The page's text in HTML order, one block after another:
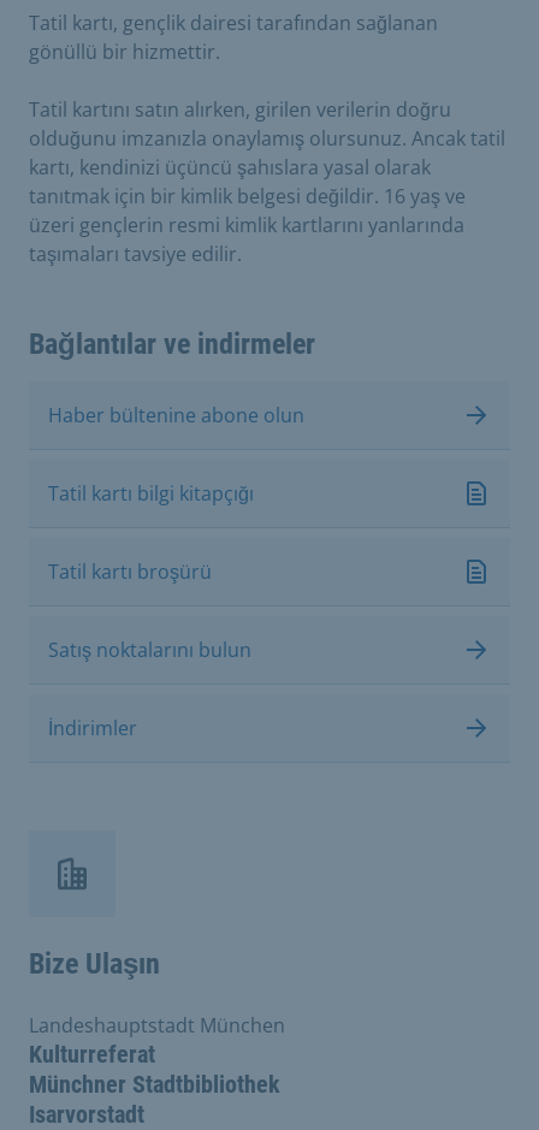
Tatil kartı, gençlik dairesi tarafından sağlanan
gönüllü bir hizmettir.
Tatil kartını satın alırken, girilen verilerin doğru
olduğunu imzanızla onaylamış olursunuz. Ancak tatil
kartı, kendinizi üçüncü şahıslara yasal olarak
tanıtmak için bir kimlik belgesi değildir. 16 yaş ve
üzeri gençlerin resmi kimlik kartlarını yanlarında
taşımaları tavsiye edilir.
Bağlantılar ve indirmeler
Haber bültenine abone olun
Tatil kartı bilgi kitapçığı
Tatil kartı broşürü
Satış noktalarını bulun
İndirimler
Bize Ulaşın
Kulturreferat
Münchner Stadtbibliothek
Isarvorstadt
Landeshauptstadt München